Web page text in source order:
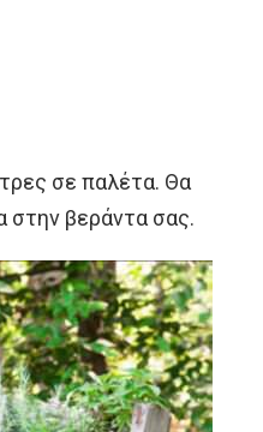
σε παλέτα. Θα
στην βεράντα σας.